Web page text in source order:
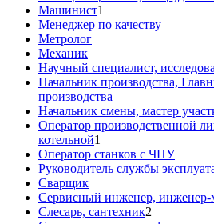
Машинист1
Менеджер по качеству
Метролог
Механик
Научный специалист,
Начальник производства,
производства
Начальник смены, мастер
Оператор производственной
котельной1
Оператор станков с ЧПУ
Руководитель службы
Сварщик
Сервисный инженер, инженер-
Слесарь, сантехник2